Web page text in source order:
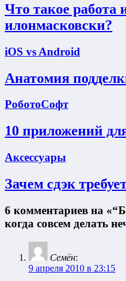
Что такое работа
илонмасковски?
iOS vs Android
Анатомия
РоботоСофт
10 приложений
Аксессуары
Зачем сдэк
6 комментариев на
когда совсем делать
Семён:
9 апреля 2010 в 23:15